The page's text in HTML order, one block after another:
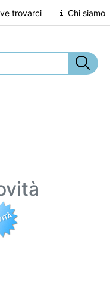
trovarci Chi siamo